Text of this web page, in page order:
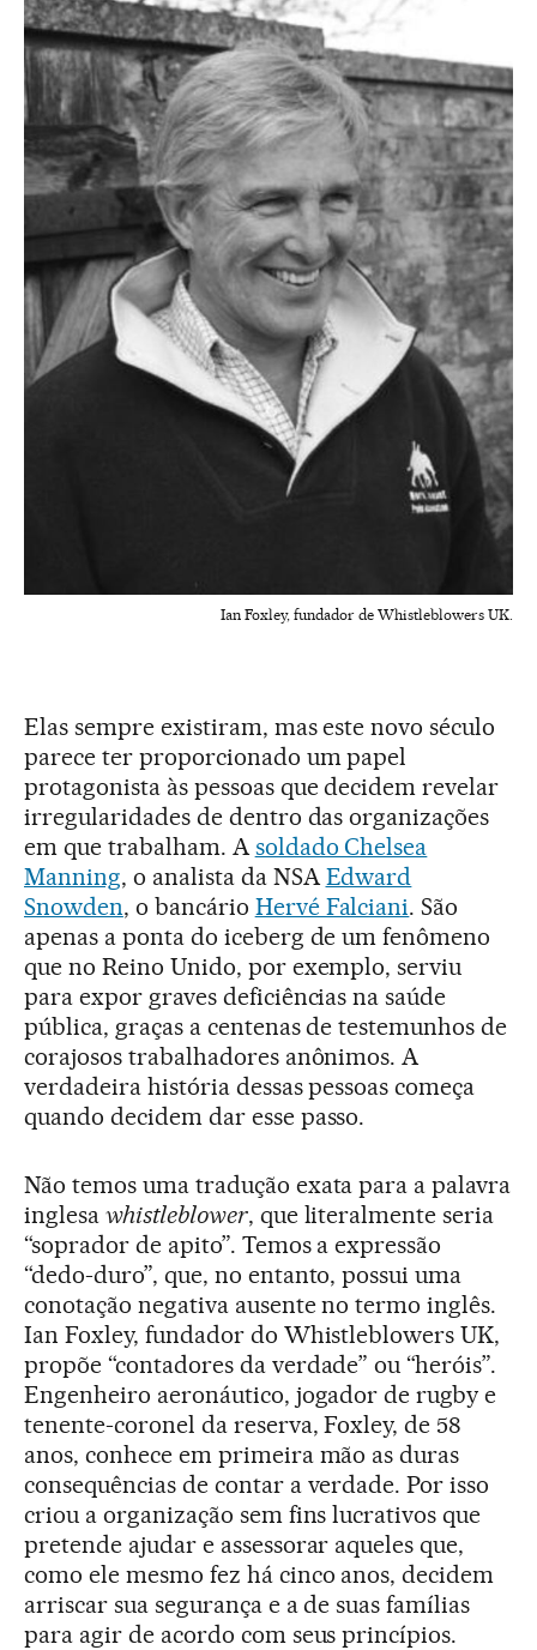
Ian Foxley, fundador de Whistleblowers UK.
Elas sempre existiram, mas este novo século
parece ter proporcionado um papel
protagonista às pessoas que decidem revelar
irregularidades de dentro das organizações
em que trabalham. A soldado Chelsea
Manning, o analista da NSA Edward
Snowden, o bancário Hervé Falciani. São
apenas a ponta do iceberg de um fenômeno
que no Reino Unido, por exemplo, serviu
para expor graves deficiências na saúde
pública, graças a centenas de testemunhos de
corajosos trabalhadores anônimos. A
verdadeira história dessas pessoas começa
quando decidem dar esse passo.
Não temos uma tradução exata para a palavra
inglesa whistleblower, que literalmente seria
“soprador de apito”. Temos a expressão
“dedo-duro”, que, no entanto, possui uma
conotação negativa ausente no termo inglês.
Ian Foxley, fundador do Whistleblowers UK,
propõe “contadores da verdade” ou “heróis”.
Engenheiro aeronáutico, jogador de rugby e
tenente-coronel da reserva, Foxley, de 58
anos, conhece em primeira mão as duras
consequências de contar a verdade. Por isso
criou a organização sem fins lucrativos que
pretende ajudar e assessorar aqueles que,
como ele mesmo fez há cinco anos, decidem
arriscar sua segurança e a de suas famílias
para agir de acordo com seus princípios.